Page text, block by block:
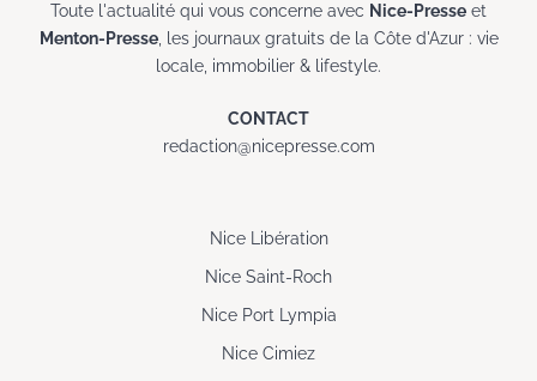
Toute l'actualité qui vous concerne avec Nice-Presse et
Menton-Presse, les journaux gratuits de la Côte d'Azur : vie
locale, immobilier & lifestyle.
CONTACT
redaction@nicepresse.com
Nice Libération
Nice Saint-Roch
Nice Port Lympia
Nice Cimiez